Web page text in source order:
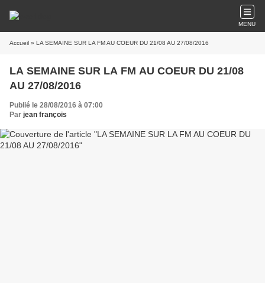
MENU
Accueil » LA SEMAINE SUR LA FM AU COEUR DU 21/08 AU 27/08/2016
LA SEMAINE SUR LA FM AU COEUR DU 21/08
AU 27/08/2016
Publié le 28/08/2016 à 07:00
Par jean françois